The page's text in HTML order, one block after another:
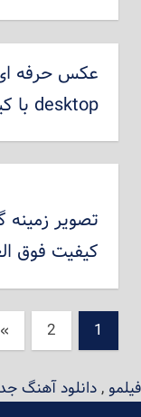
عکس حرفه
desktop با کیفیت عالی
تصویر زمینه
کیفیت فوق
راهبری
نوشته‌ها
1
2
»
فیلمو,دانلود آهنگ